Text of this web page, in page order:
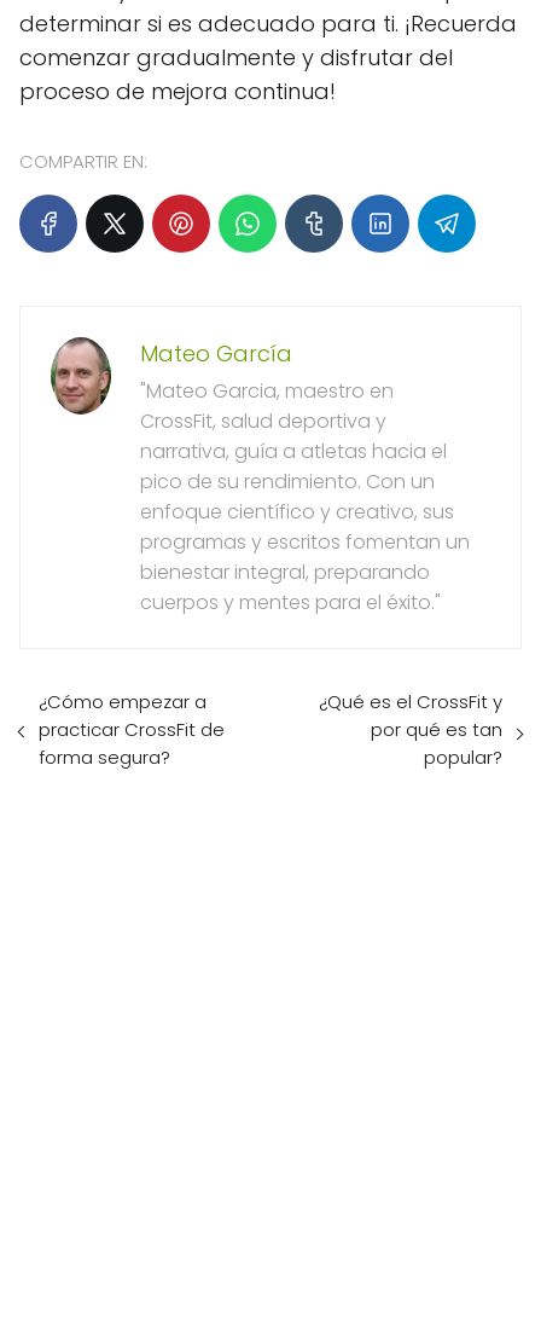
determinar si es adecuado para ti. ¡Recuerda
comenzar gradualmente y disfrutar del
proceso de mejora continua!
COMPARTIR EN:
Mateo García
"Mateo Garcia, maestro en
CrossFit, salud deportiva y
narrativa, guía a atletas hacia el
pico de su rendimiento. Con un
enfoque científico y creativo, sus
programas y escritos fomentan un
bienestar integral, preparando
cuerpos y mentes para el éxito."
¿Cómo empezar a
practicar CrossFit de
forma segura?
¿Qué es el CrossFit y
por qué es tan
popular?